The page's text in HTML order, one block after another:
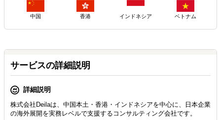
中国 香港 インドネシア ベトナム
サービスの詳細説明
詳細説明
株式会社Deilaは、中国本土・香港・インドネシアを中心に、日本企業
の海外展開を実務レベルで支援するコンサルティング会社です。